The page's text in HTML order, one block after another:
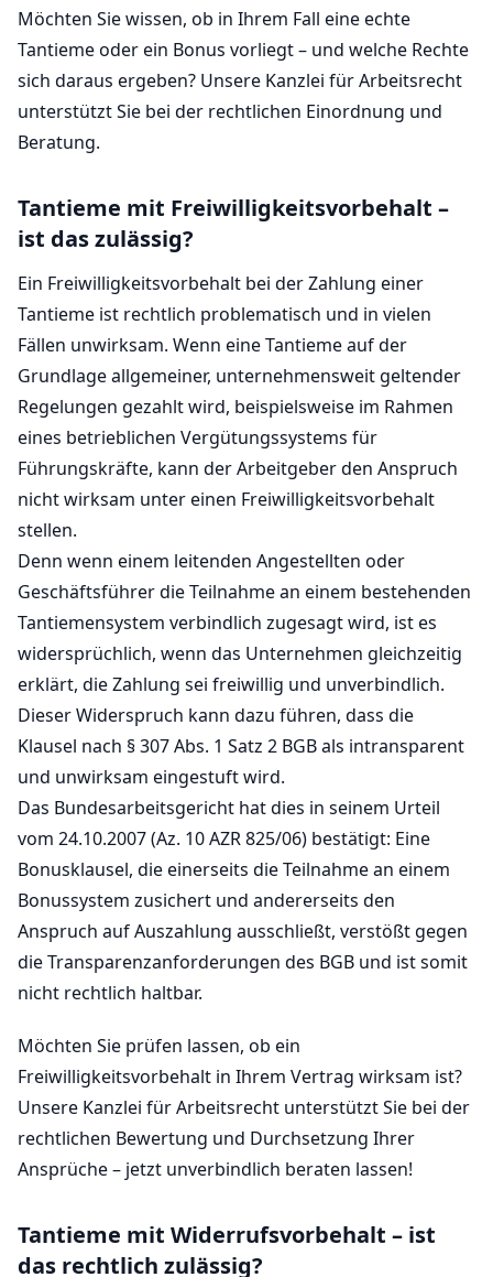
Möchten Sie wissen, ob in Ihrem Fall eine echte
Tantieme oder ein Bonus vorliegt – und welche Rechte
sich daraus ergeben? Unsere Kanzlei für Arbeitsrecht
unterstützt Sie bei der rechtlichen Einordnung und
Beratung.
Tantieme mit Freiwilligkeitsvorbehalt –
ist das zulässig?
Ein Freiwilligkeitsvorbehalt bei der Zahlung einer
Tantieme ist rechtlich problematisch und in vielen
Fällen unwirksam. Wenn eine Tantieme auf der
Grundlage allgemeiner, unternehmensweit geltender
Regelungen gezahlt wird, beispielsweise im Rahmen
eines betrieblichen Vergütungssystems für
Führungskräfte, kann der Arbeitgeber den Anspruch
nicht wirksam unter einen Freiwilligkeitsvorbehalt
stellen.
Denn wenn einem leitenden Angestellten oder
Geschäftsführer die Teilnahme an einem bestehenden
Tantiemensystem verbindlich zugesagt wird, ist es
widersprüchlich, wenn das Unternehmen gleichzeitig
erklärt, die Zahlung sei freiwillig und unverbindlich.
Dieser Widerspruch kann dazu führen, dass die
Klausel nach § 307 Abs. 1 Satz 2 BGB als intransparent
und unwirksam eingestuft wird.
Das Bundesarbeitsgericht hat dies in seinem Urteil
vom 24.10.2007 (Az. 10 AZR 825/06) bestätigt: Eine
Bonusklausel, die einerseits die Teilnahme an einem
Bonussystem zusichert und andererseits den
Anspruch auf Auszahlung ausschließt, verstößt gegen
die Transparenzanforderungen des BGB und ist somit
nicht rechtlich haltbar.
Möchten Sie prüfen lassen, ob ein
Freiwilligkeitsvorbehalt in Ihrem Vertrag wirksam ist?
Unsere Kanzlei für Arbeitsrecht unterstützt Sie bei der
rechtlichen Bewertung und Durchsetzung Ihrer
Ansprüche – jetzt unverbindlich beraten lassen!
Tantieme mit Widerrufsvorbehalt – ist
das rechtlich zulässig?